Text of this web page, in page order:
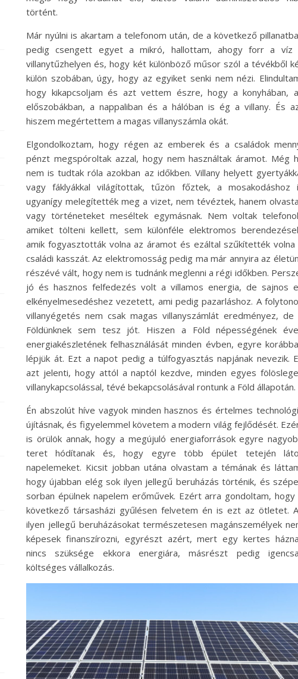
történt.
Már nyúlni is akartam a telefonom után, de a következő
pedig csengett egyet a mikró, hallottam, ahogy forr a víz
villanytűzhelyen és, hogy két különböző műsor szól a tévékből
külön szobában, úgy, hogy az egyiket senki nem nézi.
hogy kikapcsoljam és azt vettem észre, hogy a konyhában,
előszobákban, a nappaliban és a hálóban is ég a villany. És
hiszem megértettem a magas villanyszámla okát.
Elgondolkoztam, hogy régen az emberek és a családok
pénzt megspóroltak azzal, hogy nem használtak áramot. Még
nem is tudtak róla azokban az időkben. Villany helyett
vagy fáklyákkal világítottak, tűzön főztek, a mosakodáshoz
ugyanígy melegítették meg a vizet, nem tévéztek, hanem
vagy történeteket meséltek egymásnak. Nem voltak
amiket tölteni kellett, sem különféle elektromos
amik fogyasztották volna az áramot és ezáltal szűkítették volna
családi kasszát. Az elektromosság pedig ma már annyira az
részévé vált, hogy nem is tudnánk meglenni a régi időkben.
jó és hasznos felfedezés volt a villamos energia, de sajnos
elkényelmesedéshez vezetett, ami pedig pazarláshoz. A
villanyégetés nem csak magas villanyszámlát eredményez, de
Földünknek sem tesz jót. Hiszen a Föld népességének
energiakészletének felhasználását minden évben, egyre
lépjük át. Ezt a napot pedig a túlfogyasztás napjának nevezik.
azt jelenti, hogy attól a naptól kezdve, minden egyes
villanykapcsolással, tévé bekapcsolásával rontunk a Föld állapotán.
Én abszolút híve vagyok minden hasznos és értelmes
újításnak, és figyelemmel követem a modern világ fejlődését.
is örülök annak, hogy a megújuló energiaforrások egyre
teret hódítanak és, hogy egyre több épület tetején
napelemeket. Kicsit jobban utána olvastam a témának és
hogy újabban elég sok ilyen jellegű beruházás történik, és
sorban épülnek napelem erőművek. Ezért arra gondoltam, hogy
következő társasházi gyűlésen felvetem én is ezt az ötletet.
ilyen jellegű beruházásokat természetesen magánszemélyek
képesek finanszírozni, egyrészt azért, mert egy kertes
nincs szüksége ekkora energiára, másrészt pedig
költséges vállalkozás.